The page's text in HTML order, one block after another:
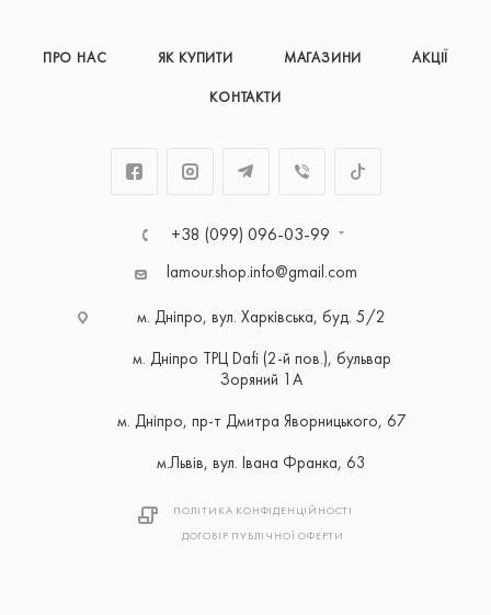
ПРО НАС ЯК КУПИТИ МАГАЗИНИ АКЦІЇ
КОНТАКТИ
+38 (099) 096-03-99
lamour.shop.info@gmail.com
м. Дніпро, вул. Харківська, буд. 5/2
м. Дніпро ТРЦ Dafi (2-й пов.), бульвар
Зоряний 1А
м. Дніпро, пр-т Дмитра Яворницького, 67
м.Львів, вул. Івана Франка, 63
ПОЛІТИКА КОНФІДЕНЦІЙНОСТІ
ДОГОВІР ПУБЛІЧНОЇ ОФЕРТИ